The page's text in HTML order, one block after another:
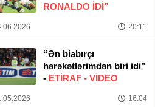
RONALDO IDI”
20:11
“Ən biabırçı
hərəkətlərimdən biri idi”
- ETIRAF - VİDEO
16:04